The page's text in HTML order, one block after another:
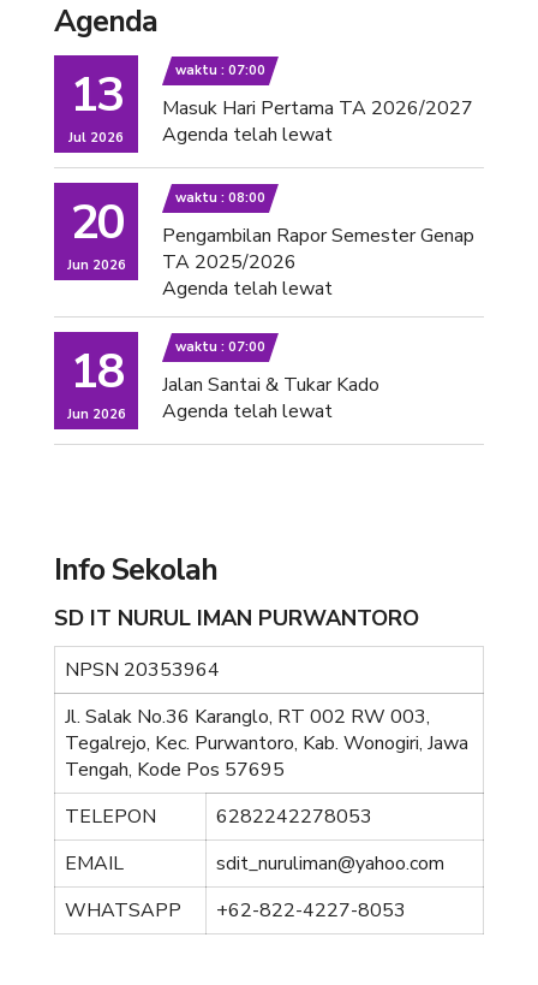
Agenda
13
Jul 2026
waktu : 07:00
Masuk Hari Pertama TA 2026/2027
Agenda telah lewat
20
Jun 2026
waktu : 08:00
Pengambilan Rapor Semester Genap
TA 2025/2026
Agenda telah lewat
18
Jun 2026
waktu : 07:00
Jalan Santai & Tukar Kado
Agenda telah lewat
Info Sekolah
SD IT NURUL IMAN PURWANTORO
NPSN 20353964
Jl. Salak No.36 Karanglo, RT 002 RW 003,
Tegalrejo, Kec. Purwantoro, Kab. Wonogiri, Jawa
Tengah, Kode Pos 57695
TELEPON
6282242278053
EMAIL
sdit_nuruliman@yahoo.com
WHATSAPP
+62-822-4227-8053